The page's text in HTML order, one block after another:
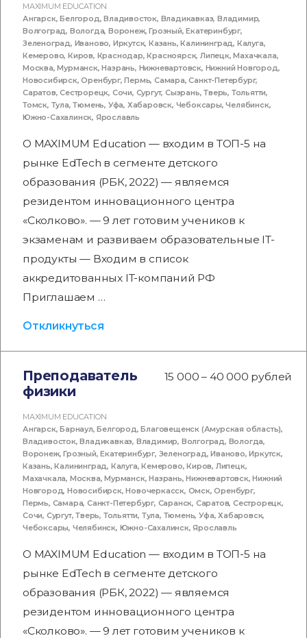
MAXIMUM EDUCATION
Ангарск,Белгород,Владивосток, Владикавказ,Владимир,
Волгоград, Вологда,Воронеж,Грозный,Екатеринбург,
Зеленоград, Иваново, Иркутск,Казань,Калининград, Калуга,
Кемерово,Киров, Краснодар,Красноярск,Липецк,Махачкала,
Москва,Мурманск,Назрань, Нижневартовск, Нижний Новгород,
Новосибирск,Оренбург,Пермь,Самара,Санкт-Петербург,
Саратов,Сестрорецк, Сочи, Сургут,Сызрань,Тверь, Тольятти,
Томск, Тула,Тюмень, Уфа, Хабаровск, Чебоксары,Челябинск,
Южно-Сахалинск, Ярославль
О MAXIMUM Education — входим в ТОП-5 на
рынке EdTech в сегменте детского
образования (РБК, 2022) — являемся
резидентом инновационного центра
«Сколково». — 9 лет готовим учеников к
экзаменам и развиваем образовательные IT-
продукты — Входим в список
аккредитованных IT-компаний РФ
Приглашаем …
Откликнуться
Преподаватель
физики
15 000 – 40 000 рублей
MAXIMUM EDUCATION
Ангарск,Барнаул,Белгород,Благовещенск (Амурская область),
Владивосток,Владикавказ, Владимир, Волгоград, Вологда,
Воронеж,Грозный,Екатеринбург, Зеленоград,Иваново,Иркутск,
Казань,Калининград, Калуга,Кемерово,Киров, Липецк,
Махачкала, Москва,Мурманск,Назрань,Нижневартовск,Нижний
Новгород,Новосибирск,Новочеркасск, Омск,Оренбург,
Пермь, Самара,Санкт-Петербург, Саранск, Саратов,Сестрорецк,
Сочи, Сургут,Тверь, Тольятти, Тула, Тюмень,Уфа,Хабаровск,
Чебоксары, Челябинск, Южно-Сахалинск,Ярославль
О MAXIMUM Education — входим в ТОП-5 на
рынке EdTech в сегменте детского
образования (РБК, 2022) — являемся
резидентом инновационного центра
«Сколково». — 9 лет готовим учеников к